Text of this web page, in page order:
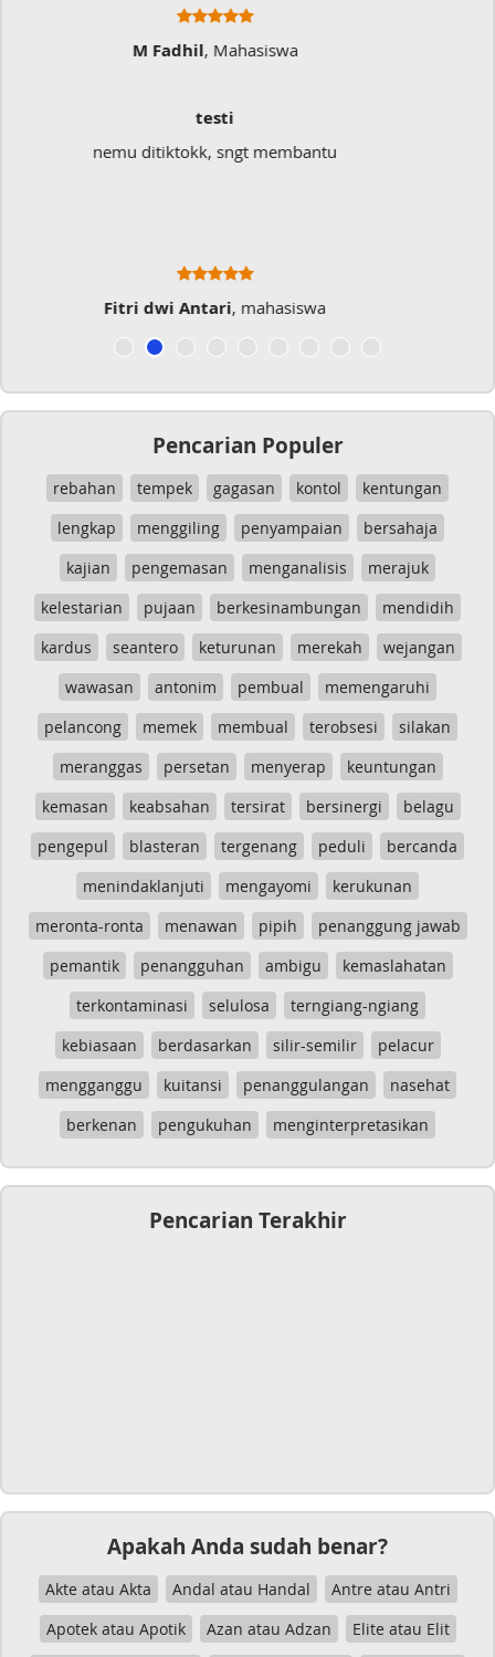
Ratna Fa
Sangat Memukai
Sangat membantu buat type saya yang banyak
Musicer Indo
Pencarian Populer
rebahan tempek gagasan kontol
kentungan
lengkap
menggiling penyampaian
bersahaja
kajian
pengemasan menganalisis
merajuk
kelestarian
pujaan berkesinambungan
mendidih
kardus
seantero keturunan merekah
wejangan
wawasan
antonim pembual
memengaruhi
pelancong
memek membual terobsesi
silakan
meranggas
persetan menyerap
keuntungan
kemasan
keabsahan tersirat bersinergi
belagu
pengepul
blasteran tergenang peduli
bercanda
menindaklanjuti
mengayomi
kerukunan
meronta-ronta
menawan pipih
penanggung jawab
pemantik
penangguhan ambigu
kemaslahatan
terkontaminasi
selulosa
terngiang-ngiang
kebiasaan
berdasarkan silir-semilir
pelacur
mengganggu
kuitansi penanggulangan
nasehat
berkenan
pengukuhan menginterpretasikan
Pencarian Terakhir
Apakah Anda sudah benar?
Akte atau Akta Andal atau Handal
Antre atau Antri
Apotek atau Apotik
Azan atau Adzan
Elite atau Elit